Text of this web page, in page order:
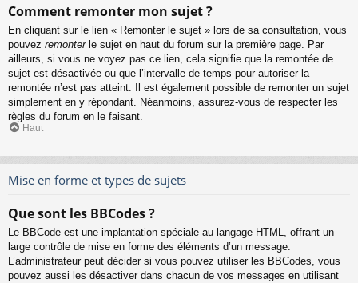
Comment remonter mon sujet ?
En cliquant sur le lien « Remonter le sujet » lors de sa consultation, vous
pouvez remonterle sujet en haut du forum sur la première page. Par
ailleurs, si vous ne voyez pas ce lien, cela signifie que la remontée de
sujet est désactivée ou que l’intervalle de temps pour autoriser la
remontée n’est pas atteint. Il est également possible de remonter un sujet
simplement en y répondant. Néanmoins, assurez-vous de respecter les
règles du forum en le faisant.
Haut
Mise en forme et types de sujets
Que sont les BBCodes ?
Le BBCode est une implantation spéciale au langage HTML, offrant un
large contrôle de mise en forme des éléments d’un message.
L’administrateur peut décider si vous pouvez utiliser les BBCodes, vous
pouvez aussi les désactiver dans chacun de vos messages en utilisant